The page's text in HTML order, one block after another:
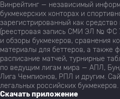
Винрейтинг — независимый
букмекерских конторах и
зарегистрированный как
(реестровая запись СМИ ЭЛ № ФС
и обзоры букмекеров, сравнения
материалы для беттеров, а также
расписание матчей, турнирные
по ведущим лигам мира — АПЛ,
Лига Чемпионов, РПЛ и другим.
легальных российских букмекеров.
Скачать приложение